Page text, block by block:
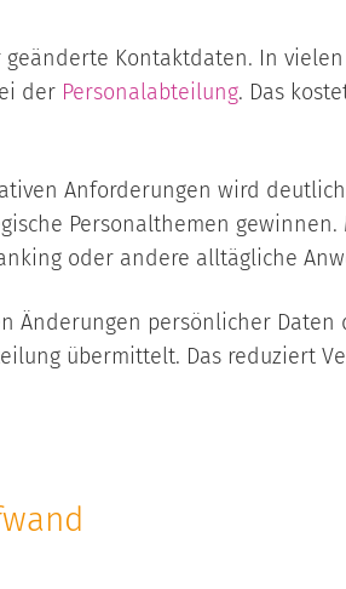
Kontaktdaten. In
der Personalabteilung. Das
Anforderungen wird
Personalthemen
oder andere alltägliche
Änderungen persönlicher
übermittelt. Das reduziert